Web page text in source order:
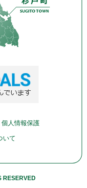
個人情報保護
いて
RESERVED